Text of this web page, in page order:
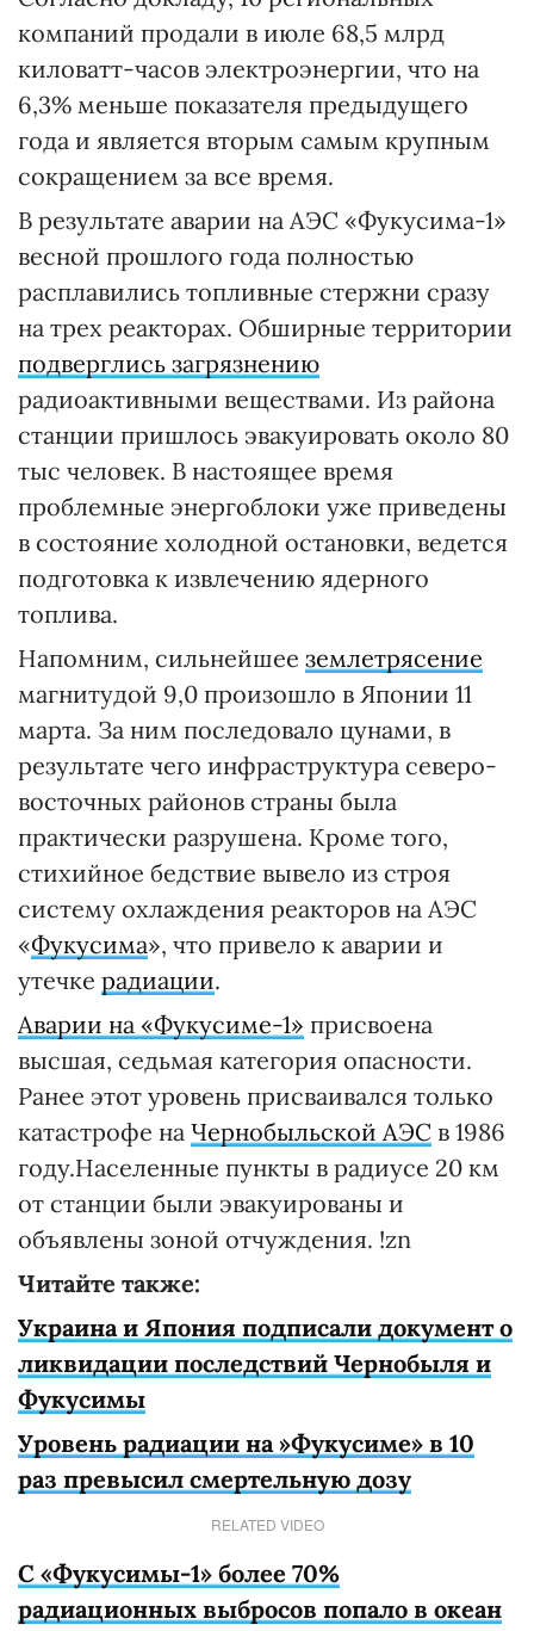
компаний продали в июле 68,5 млрд
киловатт-часов электроэнергии, что на
6,3% меньше показателя предыдущего
года и является вторым самым крупным
сокращением за все время.
В результате аварии на АЭС «Фукусима-1»
весной прошлого года полностью
расплавились топливные стержни сразу
на трех реакторах. Обширные территории
подверглись загрязнению
радиоактивными веществами. Из района
станции пришлось эвакуировать около 80
тыс человек. В настоящее время
проблемные энергоблоки уже приведены
в состояние холодной остановки, ведется
подготовка к извлечению ядерного
топлива.
Напомним, сильнейшее землетрясение
магнитудой 9,0 произошло в Японии 11
марта. За ним последовало цунами, в
результате чего инфраструктура северо-
восточных районов страны была
практически разрушена. Кроме того,
стихийное бедствие вывело из строя
систему охлаждения реакторов на АЭС
«Фукусима», что привело к аварии и
утечке радиации.
Аварии на «Фукусиме-1» присвоена
высшая, седьмая категория опасности.
Ранее этот уровень присваивался только
катастрофе на Чернобыльской АЭС в 1986
году.Населенные пункты в радиусе 20 км
от станции были эвакуированы и
объявлены зоной отчуждения. !zn
Читайте также:
Украина и Япония подписали документ о
ликвидации последствий Чернобыля и
Фукусимы
Уровень радиации на »Фукусиме» в 10
раз превысил смертельную дозу
RELATED VIDEO
С «Фукусимы-1» более 70%
радиационных выбросов попало в океан